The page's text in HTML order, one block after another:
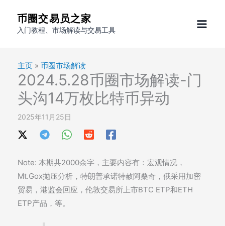
币圈交易员之家
入门教程、市场解读与交易工具
主页 » 币圈市场解读
2024.5.28币圈市场解读-门
头沟14万枚比特币异动
2025年11月25日
Note: 本期共2000余字，主要内容有：宏观情况，
Mt.Gox抛压分析，特朗普承诺特赦阿桑奇，俄采用加密
贸易，港监会回应，伦敦交易所上市BTC ETP和ETH
ETP产品，等。